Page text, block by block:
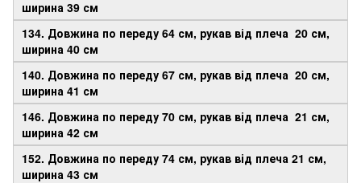
ширина 39 см
134. Довжина по переду 64 см, рукав від плеча 20 см,
ширина 40 см
140. Довжина по переду 67 см, рукав від плеча 20 см,
ширина 41 см
146. Довжина по переду 70 см, рукав від плеча 21 см,
ширина 42 см
152. Довжина по переду 74 см, рукав від плеча 21 см,
ширина 43 см